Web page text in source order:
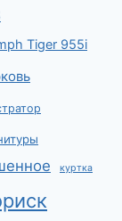
Tiger 955i
куртка